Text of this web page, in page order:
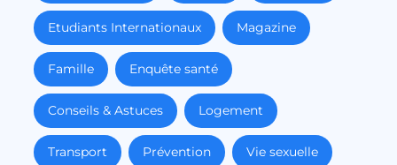
Etudiants Internationaux Magazine
Famille Enquête santé
Conseils & Astuces Logement
Transport Prévention Vie sexuelle